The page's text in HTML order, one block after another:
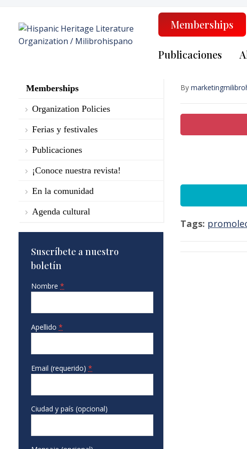
Memberships
Publicaciones
Memberships
Organization Policies
Ferias y festivales
Publicaciones
¡Conoce nuestra revista!
En la comunidad
Agenda cultural
Suscríbete a nuestro
boletín
Nombre *
Apellido *
Email (requerido) *
Ciudad y país (opcional)
By
Tags: